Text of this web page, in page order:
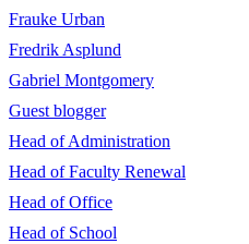
Frauke Urban
Fredrik Asplund
Gabriel Montgomery
Guest blogger
Head of Administration
Head of Faculty Renewal
Head of Office
Head of School